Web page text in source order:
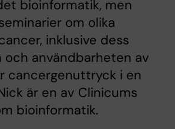
bioinformatik, men
om olika
inklusive dess
och användbarheten av
cancergenuttryck i en
är en av Clinicums
bioinformatik.